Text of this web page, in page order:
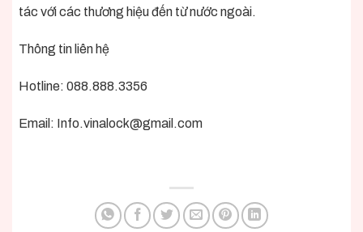
tác với các thương hiệu đến từ nước ngoài.
Thông tin liên hệ
Hotline: 088.888.3356
Email: Info.vinalock@gmail.com